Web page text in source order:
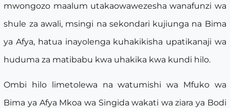
mwongozo maalum utakaowawezesha wanafunzi wa
shule za awali, msingi na sekondari kujiunga na Bima
ya Afya, hatua inayolenga kuhakikisha upatikanaji wa
huduma za matibabu kwa uhakika kwa kundi hilo.
Ombi hilo limetolewa na watumishi wa Mfuko wa
Bima ya Afya Mkoa wa Singida wakati wa ziara ya Bodi